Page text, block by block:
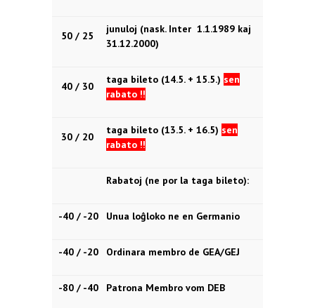
50 / 25
junuloj (nask. Inter 1.1.1989 kaj
31.12.2000)
40 / 30
taga bileto (14.5. + 15.5.) sen
rabato !!
30 / 20
taga bileto (13.5. + 16.5) sen
rabato !!
Rabatoj (ne por la taga bileto):
-40 / -20 Unua loĝloko ne en Germanio
-40 / -20 Ordinara membro de GEA/GEJ
-80 / -40 Patrona Membro vom DEB